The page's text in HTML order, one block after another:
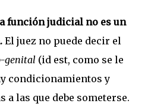
función judicial no es un
El juez no puede decir el
genital (id est, como se le
condicionamientos y
las que debe someterse.